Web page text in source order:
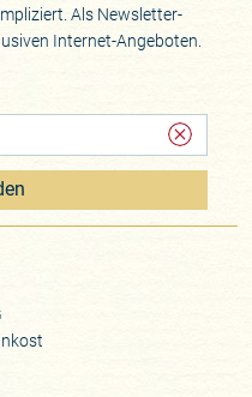
Als Newsletter-
Internet-Angeboten.